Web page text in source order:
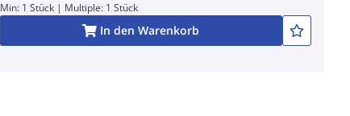
Min: 1 Stück | Multiple: 1 Stück
In den Warenkorb